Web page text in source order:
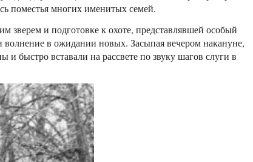
поместья многих именитых семей.
зверем и подготовке к охоте, представлявшей особый
в ожидании новых. Засыпая вечером накануне,
быстро вставали на рассвете по звуку шагов слуги в